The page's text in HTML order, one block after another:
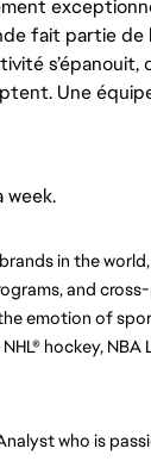
fait partie de
s’épanouit,
Une
in the
and
emotion of
hockey, NBA
who is